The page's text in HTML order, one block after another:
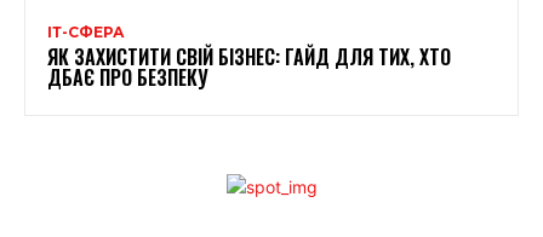
ІТ-СФЕРА
ЯК ЗАХИСТИТИ СВІЙ БІЗНЕС: ГАЙД ДЛЯ ТИХ, ХТО
ДБАЄ ПРО БЕЗПЕКУ